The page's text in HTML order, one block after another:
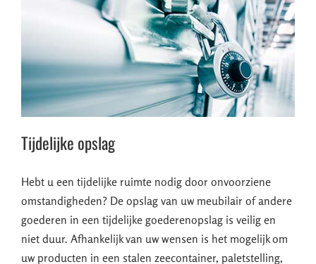
Tijdelijke opslag
Hebt u een tijdelijke ruimte nodig door onvoorziene
omstandigheden? De opslag van uw meubilair of andere
goederen in een tijdelijke goederenopslag is veilig en
niet duur. Afhankelijk van uw wensen is het mogelijk om
uw producten in een stalen zeecontainer, paletstelling,